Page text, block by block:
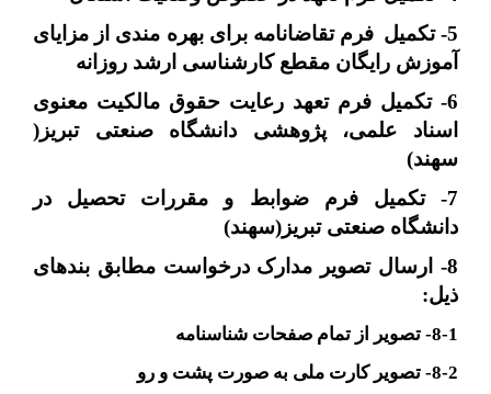
5- تکمیل فرم تقاضانامه برای بهره مندی از مزایای
آموزش رایگان مقطع کارشناسی ارشد روزانه
6- تکمیل
فرم تعهد رعایت حقوق مالکیت معنوی
اسناد علمی، پژوهشی دانشگاه صنعتی تبریز(
سهند)
7- تکمیل فرم ضوابط و مقررات تحصیل در
دانشگاه صنعتی تبریز(سهند)
8- ارسال تصویر مدارک درخواست مطابق بندهای
ذیل:
8-1- تصویر از تمام صفحات شناسنامه
8-2- تصویر کارت ملی به صورت پشت و رو